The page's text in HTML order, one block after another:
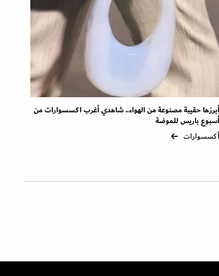
أبرزها حقيبة مصنوعة من الهواء.. شاهدي أغرب اكسسوارات من
أسبوع باريس للموضة
أكسسوارات